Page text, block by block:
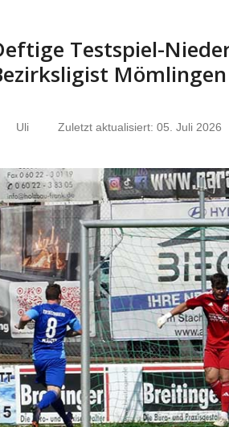
Testspiel-
Mömlingen
Uli Zuletzt aktualisiert: 05. Juli 2026